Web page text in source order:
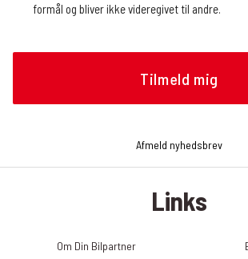
formål og bliver ikke videregivet til andre.
og tidspunkt), og hvilke links der klikkes på,
mobilenhed eller en browser, og
analysere, hvilke artikler nyhedslæserne
præsenteres i nyhedsbrevet. Du kan til enhver
klikke på linket ”Afmeld nyhedsbrev” nederst i
Afmeld nyhedsbrev
Links
Om Din Bilpartner